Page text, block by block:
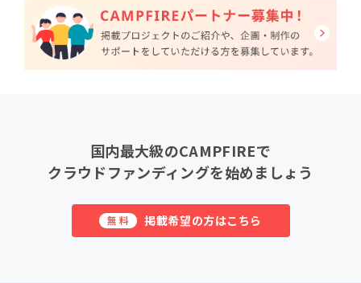
国内最大級のCAMPFIREで
クラウドファンディングを始めましょう
無料 掲載希望の方はこちら